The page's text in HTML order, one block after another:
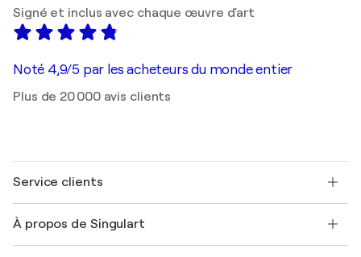
Signé et inclus avec chaque œuvre d'art
Noté 4,9/5 par les acheteurs du monde entier
Plus de 20 000 avis clients
Service clients
Expédition
À propos de Singulart